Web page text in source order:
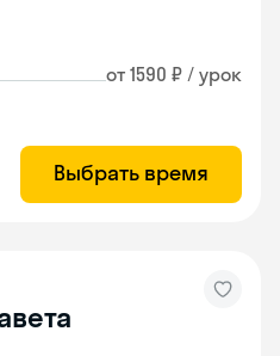
от 1590 ₽ / урок
Выбрать время